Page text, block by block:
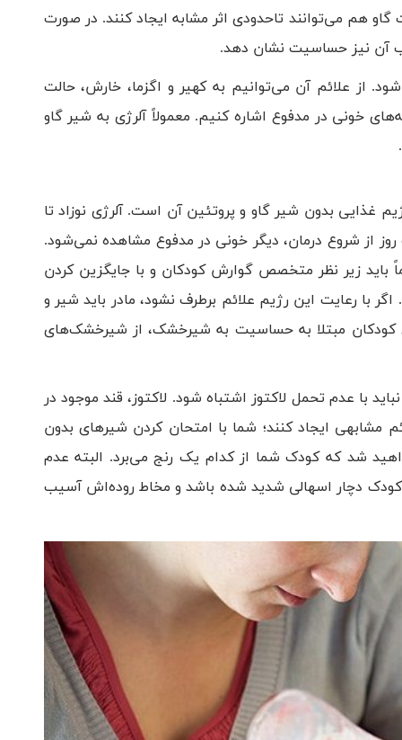
هم می‌توانند تاحدودی اثر مشابه ایجاد کنند. در صورت
آن نیز حساسیت نشان دهد.
از علائم آن می‌توانیم به کهیر و اگزما، خارش، حالت
خونی در مدفوع اشاره‌ کنیم. معمولاً آلرژی به شیر گاو
غذایی بدون شیر گاو و پروتئین آن است. آلرژی نوزاد تا
از شروع درمان، دیگر خونی در مدفوع مشاهده نمی‌شود.
زیر نظر متخصص گوارش کودکان و با جایگزین کردن
با رعایت این رژیم علائم برطرف نشود، مادر باید شیر و
کودکان مبتلا به حساسیت به شیرخشک، از شیرخشک‌های
با عدم تحمل لاکتوز اشتباه شود. لاکتوز، قند موجود در
ایجاد کنند؛ شما با امتحان کردن شیر‌های بدون
شد که کودک شما از کدام یک رنج می‌برد. البته عدم
کودک دچار اسهالی شدید شده باشد و مخاط روده‌اش آسیب